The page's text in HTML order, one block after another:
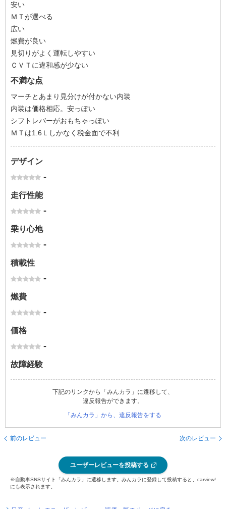
安い
ＭＴが選べる
広い
燃費が良い
見切りがよく運転しやすい
ＣＶＴに違和感が少ない
不満な点
マーチとあまり見分けが付かない内装
内装は価格相応。安っぽい
シフトレバーがおもちゃっぽい
ＭＴは1.6Ｌしかなく税金面で不利
デザイン
-
走行性能
-
乗り心地
-
積載性
-
燃費
-
価格
-
故障経験
下記のリンクから「みんカラ」に遷移して、
違反報告ができます。
「みんカラ」から、違反報告をする
前のレビュー 次のレビュー
ユーザーレビューを投稿する
※自動車SNSサイト「みんカラ」に遷移します。みんカラに登録して投稿すると、carview!
にも表示されます。